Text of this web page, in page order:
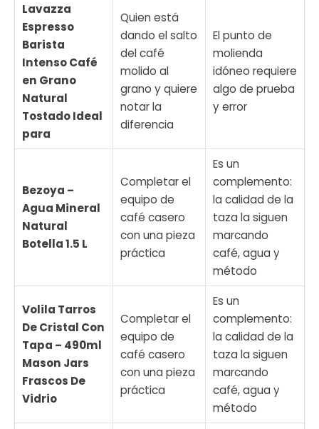
Lavazza
Espresso
Barista
Intenso Café
en Grano
Natural
Tostado Ideal
para
Quien está
dando el salto
del café
molido al
grano y quiere
notar la
diferencia
El punto de
molienda
idóneo requiere
algo de prueba
y error
Bezoya –
Agua Mineral
Natural
Botella 1.5 L
Completar el
equipo de
café casero
con una pieza
práctica
Es un
complemento:
la calidad de la
taza la siguen
marcando
café, agua y
método
Volila Tarros
De Cristal Con
Tapa – 490ml
Mason Jars
Frascos De
Vidrio
Completar el
equipo de
café casero
con una pieza
práctica
Es un
complemento:
la calidad de la
taza la siguen
marcando
café, agua y
método